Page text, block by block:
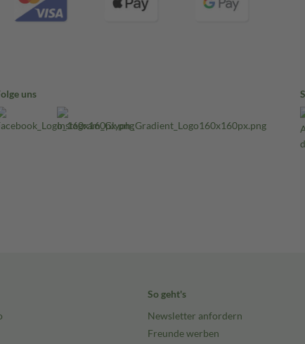
uns
So geht's
Newsletter anfordern
Freunde werben